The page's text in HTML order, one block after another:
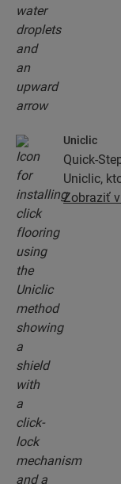
Uniclic
Quick-
Uniclic,
montáže
Zobraziť